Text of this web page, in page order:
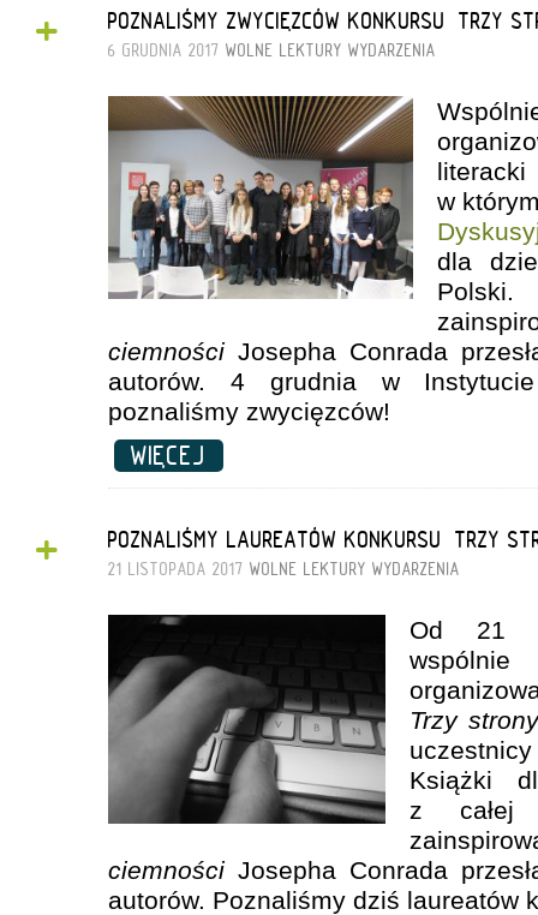
+ POZNALIŚMY ZWYCIĘZCÓW KONKURSU „TRZY
6 GRUDNIA 2017 WOLNE LEKTURY WYDARZENIA
w
dla
ciemności Josepha Conrada
autorów. 4 grudnia w
poznaliśmy zwycięzców!
WIĘCEJ
+ POZNALIŚMY LAUREATÓW KONKURSU „TRZY
21 LISTOPADA 2017 WOLNE LEKTURY WYDARZENIA
Od 21
Trzy strony
Książki
z całej
ciemności Josepha Conrada
autorów. Poznaliśmy dziś laureatów